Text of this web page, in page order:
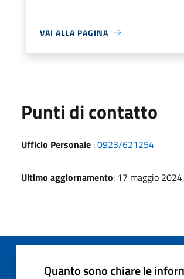
VAI ALLA PAGINA
Punti di contatto
Ufficio Personale :0923/621254
Ultimo aggiornamento: 17 maggio
Quanto sono chiare le